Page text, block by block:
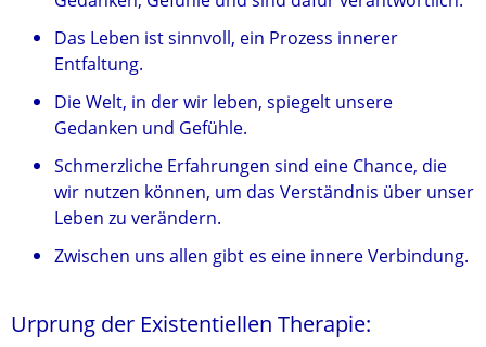
Das Leben ist sinnvoll, ein Prozess innerer
Entfaltung.
Die Welt, in der wir leben, spiegelt unsere
Gedanken und Gefühle.
Schmerzliche Erfahrungen sind eine Chance, die
wir nutzen können, um das Verständnis über unser
Leben zu verändern.
Zwischen uns allen gibt es eine innere Verbindung.
Urprung der Existentiellen Therapie: